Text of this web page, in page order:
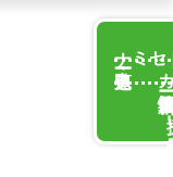
セミナ
ー一覧・申込
ー最新
取